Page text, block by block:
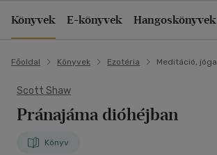
Könyvek E-könyvek Hangoskönyvek
Főoldal Könyvek Ezotéria Meditáció, jóga
Scott Shaw
Pránajáma dióhéjban
Könyv